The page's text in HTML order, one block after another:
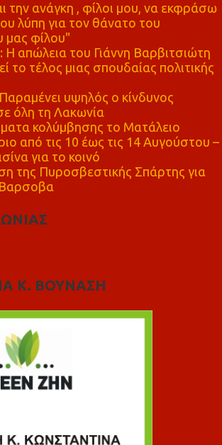
την ανάγκη , φίλοι μου, να εκφράσω
λύπη για τον θάνατο του
μας φίλου"
απώλεια του Γιάννη Βαρβιτσιώτη
το τέλος μιας σπουδαίας πολιτικής
υψηλός ο κίνδυνος
όλη τη Λακωνία
κολύμβησης το Ματάλειο
από τις 10 έως τις 14 Αυγούστου –
για το κοινό
της Πυροσβεστικής Σπάρτης για
Κ. ΒΟΥΝΑΣΗ